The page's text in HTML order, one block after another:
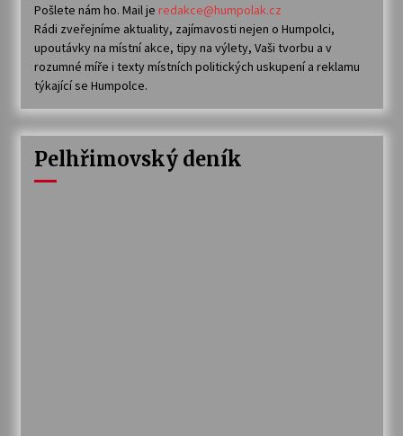
Pošlete nám ho. Mail je redakce@humpolak.cz
Rádi zveřejníme aktuality, zajímavosti nejen o Humpolci,
upoutávky na místní akce, tipy na výlety, Vaši tvorbu a v
rozumné míře i texty místních politických uskupení a reklamu
týkající se Humpolce.
Pelhřimovský deník